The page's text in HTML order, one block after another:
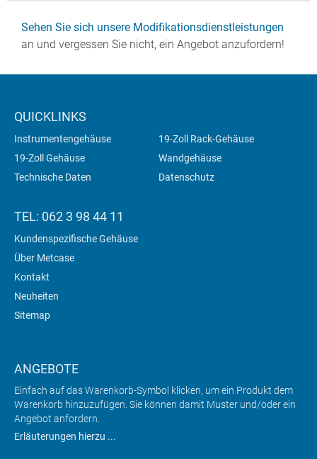
Sehen Sie sich unsere Modifikationsdienstleistungen
an und vergessen Sie nicht, ein Angebot anzufordern!
QUICKLINKS
Instrumentengehäuse
19-Zoll Rack-Gehäuse
19-Zoll Gehäuse
Wandgehäuse
Technische Daten
Datenschutz
TEL: 062 3 98 44 11
Kundenspezifische Gehäuse
Über Metcase
Kontakt
Neuheiten
Sitemap
ANGEBOTE
Einfach auf das Warenkorb-Symbol klicken, um ein Produkt dem
Warenkorb hinzuzufügen. Sie können damit Muster und/oder ein
Angebot anfordern.
Erläuterungen hierzu ...